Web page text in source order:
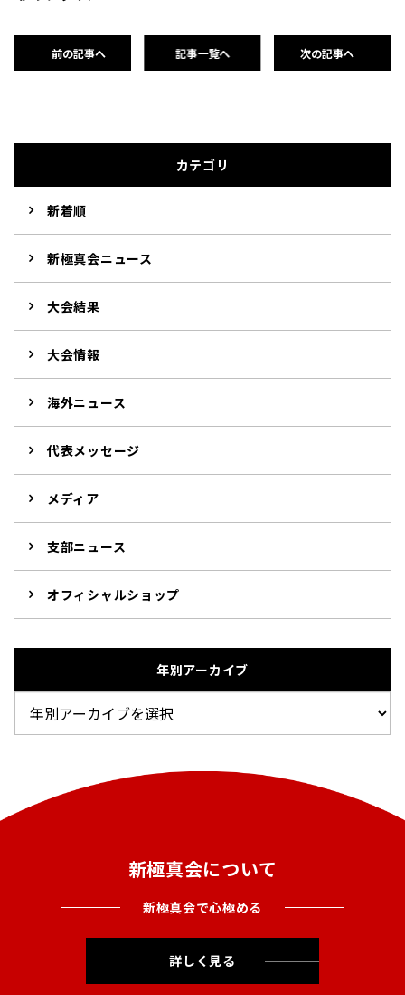
前の記事へ 記事一覧へ 次の記事へ
カテゴリ
新着順
新極真会ニュース
大会結果
大会情報
海外ニュース
代表メッセージ
メディア
支部ニュース
オフィシャルショップ
年別アーカイブ
新極真会について
新極真会で心極める
詳しく見る